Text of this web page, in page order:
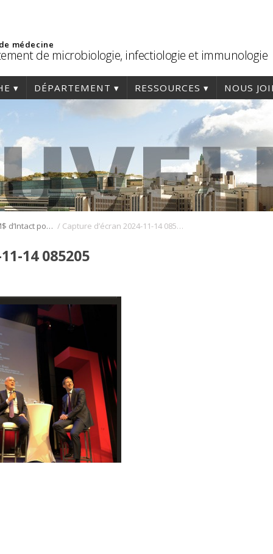
médecine
de microbiologie, infectiologie et immunologie
DÉPARTEMENT RESSOURCES NOUS
Un don de 5 M$ d’Intact pour lutter contre la résistance aux antibiotiques et les infections / Capture d’écran 2024-11-14 085205
14 085205